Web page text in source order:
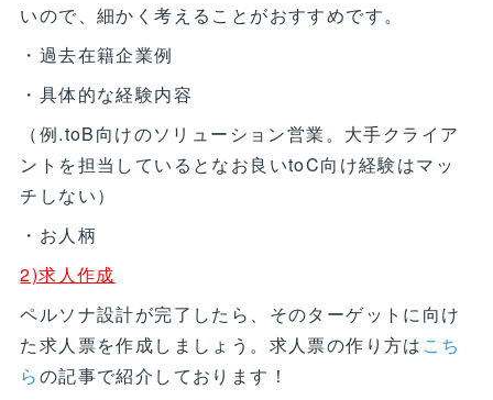
いので、細かく考えることがおすすめです。
・過去在籍企業例
・具体的な経験内容
（例.toB向けのソリューション営業。大手クライア
ントを担当しているとなお良いtoC向け経験はマッ
チしない）
・お人柄
2)求人作成
ペルソナ設計が完了したら、そのターゲットに向け
た求人票を作成しましょう。求人票の作り方は こち
らの記事で紹介しております！